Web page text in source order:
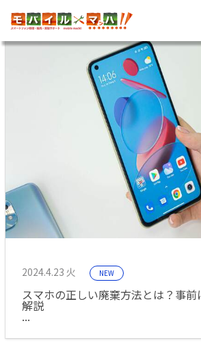
2024年4月 記事一覧
2024.4.23 火 NEW
スマホの正しい廃棄方法とは？事
解説
...